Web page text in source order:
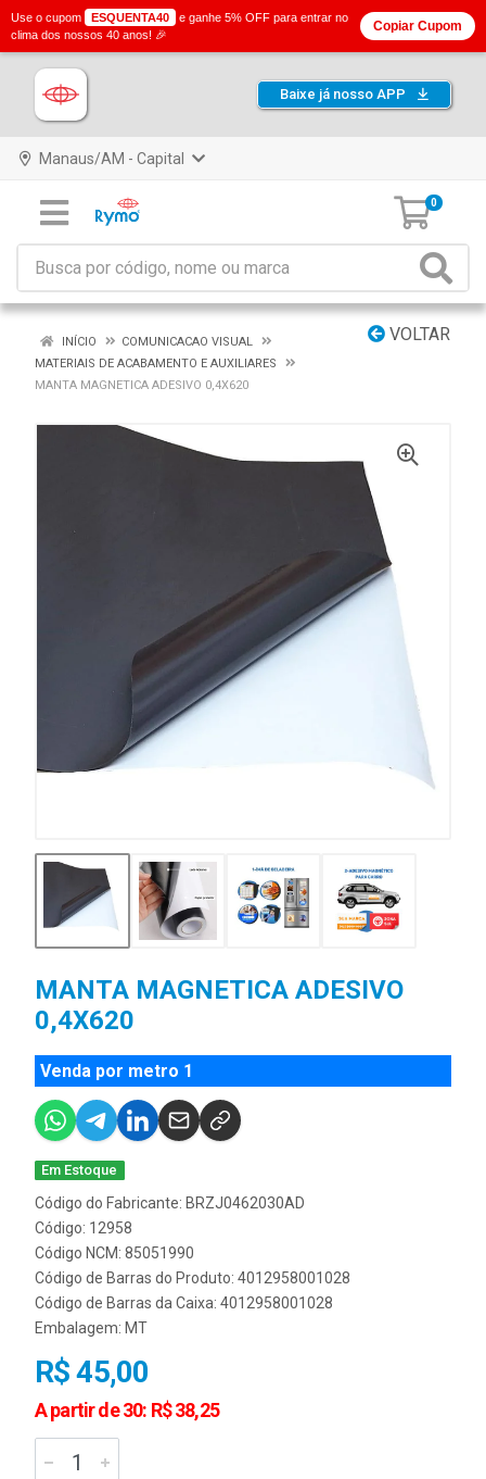
Baixe já nosso APP
Manaus/AM - Capital
0
VOLTAR
INÍCIO
COMUNICACAO VISUAL
MATERIAIS DE ACABAMENTO E AUXILIARES
MANTA MAGNETICA ADESIVO 0,4X620
MANTA MAGNETICA ADESIVO
0,4X620
Venda por metro 1
Em Estoque
Código do Fabricante: BRZJ0462030AD
Código: 12958
Código NCM: 85051990
Código de Barras do Produto: 4012958001028
Código de Barras da Caixa: 4012958001028
Embalagem: MT
R$ 45,00
A partir de 30: R$ 38,25
Use o cupom ESQUENTA40
e ganhe 5% OFF para entrar no
clima dos nossos 40 anos! 🎉
Copiar Cupom